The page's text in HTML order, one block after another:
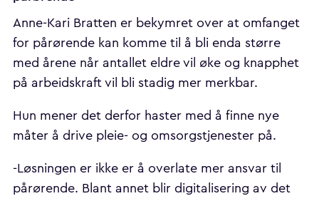
Anne-Kari Bratten er bekymret over at omfanget
for pårørende kan komme til å bli enda større
med årene når antallet eldre vil øke og knapphet
på arbeidskraft vil bli stadig mer merkbar.
Hun mener det derfor haster med å finne nye
måter å drive pleie- og omsorgstjenester på.
-Løsningen er ikke er å overlate mer ansvar til
pårørende. Blant annet blir digitalisering av det